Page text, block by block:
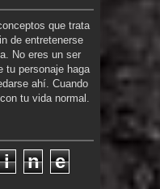
que trata
de entretenerse
No eres un ser
tu personaje haga
ahí. Cuando
tu vida normal.
i n
e